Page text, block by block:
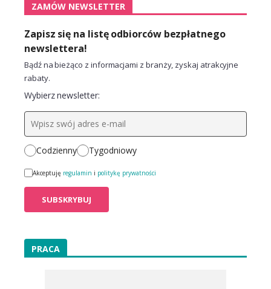
ZAMÓW NEWSLETTER
Zapisz się na listę odbiorców bezpłatnego
newslettera!
Bądź na bieżąco z informacjami z branży, zyskaj atrakcyjne
rabaty.
Wybierz newsletter:
Codzienny Tygodniowy
Akceptuję regulamin i politykę prywatności
PRACA